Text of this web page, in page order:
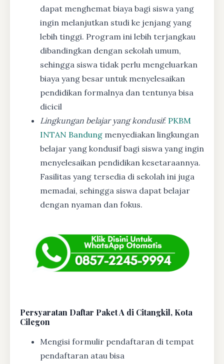
dapat menghemat biaya bagi siswa yang
ingin melanjutkan studi ke jenjang yang
lebih tinggi. Program ini lebih terjangkau
dibandingkan dengan sekolah umum,
sehingga siswa tidak perlu mengeluarkan
biaya yang besar untuk menyelesaikan
pendidikan formalnya dan tentunya bisa
dicicil
Lingkungan belajar yang kondusif: PKBM
INTAN Bandung menyediakan lingkungan
belajar yang kondusif bagi siswa yang ingin
menyelesaikan pendidikan kesetaraannya.
Fasilitas yang tersedia di sekolah ini juga
memadai, sehingga siswa dapat belajar
dengan nyaman dan fokus.
Persyaratan Daftar Paket A di Citangkil, Kota
Cilegon
Mengisi formulir pendaftaran di tempat
pendaftaran atau bisa